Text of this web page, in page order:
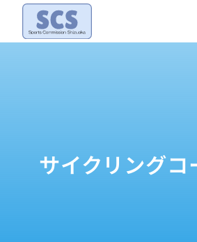
Skip
content
サイクリングコ